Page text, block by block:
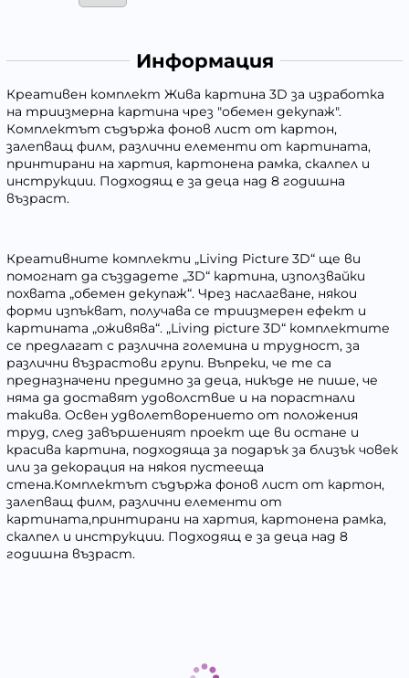
Информация
Креативен комплект Жива картина 3D за изработка
на триизмерна картина чрез "обемен декупаж".
Комплектът съдържа фонов лист от картон,
залепващ филм, различни елементи от картината,
принтирани на хартия, картонена рамка, скалпел и
инструкции. Подходящ е за деца над 8 годишна
възраст.
Креативните комплекти „Living Picture 3D“ ще ви
помогнат да създадете „3D“ картина, използвайки
похвата „обемен декупаж“. Чрез наслагване, някои
форми изпъкват, получава се триизмерен ефект и
картината „оживява“. „Living picture 3D“ комплектите
се предлагат с различна големина и трудност, за
различни възрастови групи. Въпреки, че те са
предназначени предимно за деца, никъде не пише, че
няма да доставят удоволствие и на порастнали
такива. Освен удволетворението от положения
труд, след завършеният проект ще ви остане и
красива картина, подходяща за подарък за близък човек
или за декорация на някоя пустееща
стена.Комплектът съдържа фонов лист от картон,
залепващ филм, различни елементи от
картината,принтирани на хартия, картонена рамка,
скалпел и инструкции. Подходящ е за деца над 8
годишна възраст.